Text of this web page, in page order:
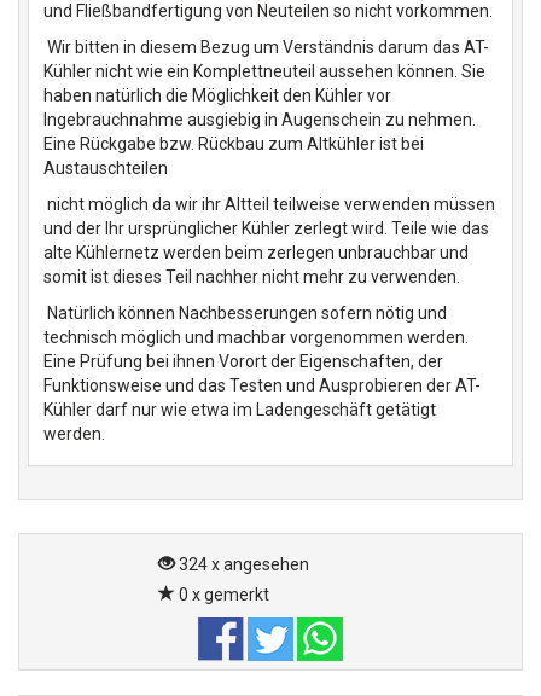
und Fließbandfertigung von Neuteilen so nicht vorkommen.
Wir bitten in diesem Bezug um Verständnis darum das AT-
Kühler nicht wie ein Komplettneuteil aussehen können. Sie
haben natürlich die Möglichkeit den Kühler vor
Ingebrauchnahme ausgiebig in Augenschein zu nehmen.
Eine Rückgabe bzw. Rückbau zum Altkühler ist bei
Austauschteilen
nicht möglich da wir ihr Altteil teilweise verwenden müssen
und der Ihr ursprünglicher Kühler zerlegt wird. Teile wie das
alte Kühlernetz werden beim zerlegen unbrauchbar und
somit ist dieses Teil nachher nicht mehr zu verwenden.
Natürlich können Nachbesserungen sofern nötig und
technisch möglich und machbar vorgenommen werden.
Eine Prüfung bei ihnen Vorort der Eigenschaften, der
Funktionsweise und das Testen und Ausprobieren der AT-
Kühler darf nur wie etwa im Ladengeschäft getätigt
werden.
324 x angesehen
0 x gemerkt